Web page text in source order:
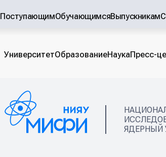
ПоступающимОбучающимсяВыпускникам
УниверситетОбразованиеНаукаПресс-
ЯДЕРНЫЙ